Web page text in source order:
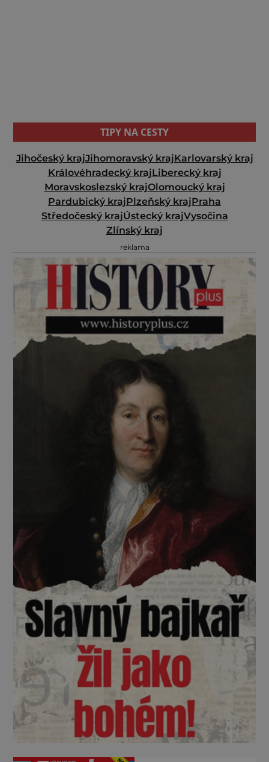
TIPY NA CESTY
Jihočeský krajJihomoravský krajKarlovarský kraj
Královéhradecký krajLiberecký kraj
Moravskoslezský krajOlomoucký kraj
Pardubický krajPlzeňský krajPraha
Středočeský krajÚstecký krajVysočina
Zlínský kraj
reklama